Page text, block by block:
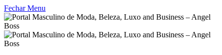
Fechar Menu